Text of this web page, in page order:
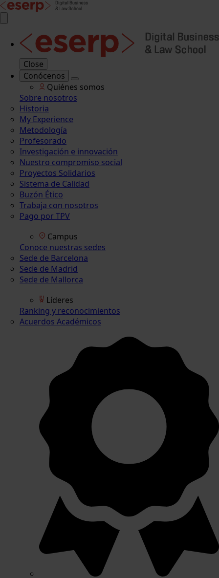
Close
Conócenos
Quiénes somos
Sobre nosotros
Historia
My Experience
Metodología
Profesorado
Investigación e innovación
Nuestro compromiso social
Proyectos Solidarios
Sistema de Calidad
Buzón Ético
Trabaja con nosotros
Pago por TPV
Campus
Conoce nuestras sedes
Sede de Barcelona
Sede de Madrid
Sede de Mallorca
Líderes
Ranking y reconocimientos
Acuerdos Académicos